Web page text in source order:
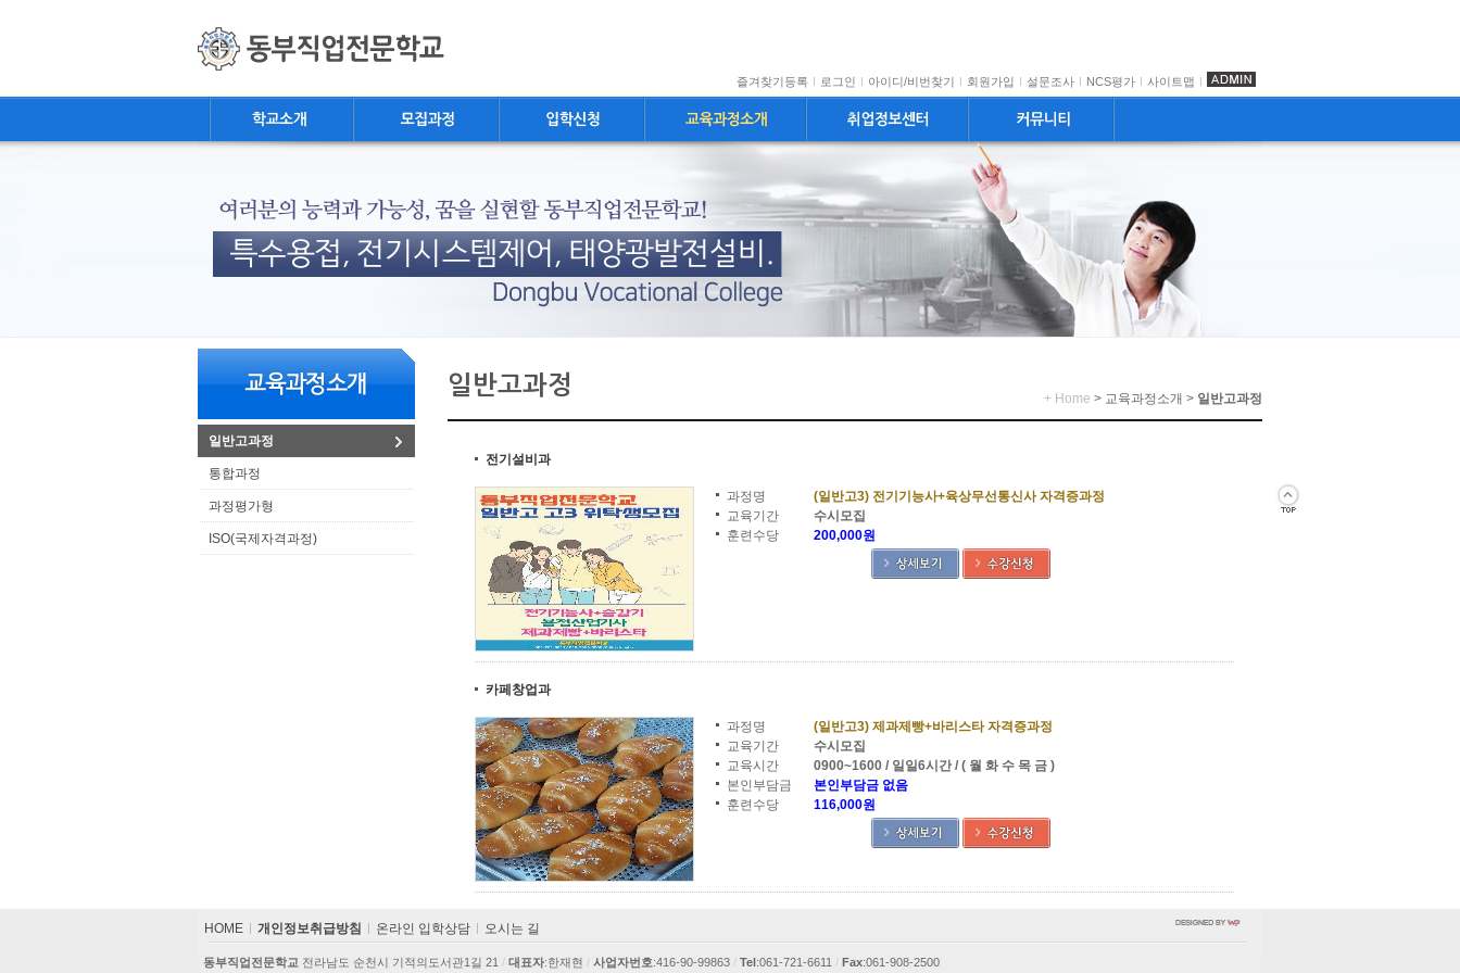
즐겨찾기등록 로그인 아이디/비번찾기 회원가입 설문조사 NCS평가 사이트맵
인
메
뉴
하
메
일반고과정
통합과정
과정평가형
ISO(국제자격과정)
링
본
일반고과정 + Home > 교육과정소개 > 일반고과정
전기설비과
과정명
(일반고3) 전기기능사+육상무선통신사 자격증과정
교육기간
수시모집
훈련수당
200,000원
카페창업과
과정명
(일반고3) 제과제빵+바리스타 자격증과정
교육기간
수시모집
교육시간
0900~1600 / 일일6시간 / ( 월 화 수 목 금 )
본인부담금
본인부담금 없음
훈련수당
116,000원
HOME 개인정보취급방침 온라인 입학상담 오시는 길
라
동부직업전문학교 전라남도 순천시 기적의도서관1길 21 / 대표자:한재현 / 사업자번호:416-90-99863 / Tel:061-721-6611 / Fax:061-908-2500